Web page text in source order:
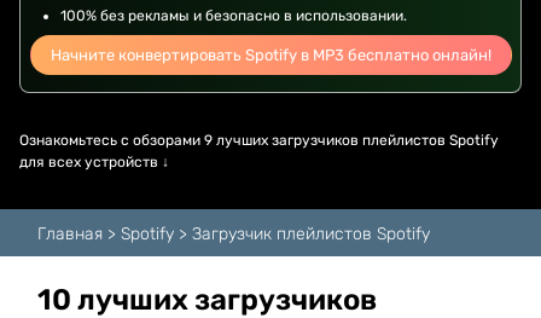
100% без рекламы и безопасно в использовании.
Начните конвертировать Spotify в MP3 бесплатно онлайн!
Ознакомьтесь с обзорами 9 лучших загрузчиков плейлистов Spotify
для всех устройств ↓
Главная > Spotify > Загрузчик плейлистов Spotify
10 лучших загрузчиков